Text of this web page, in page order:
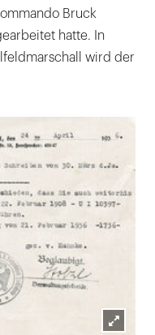
Bruck
hatte. In
wird der